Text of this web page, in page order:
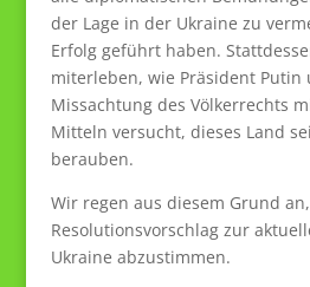
der Lage in der Ukraine zu
Erfolg geführt haben.
miterleben, wie Präsident Putin
Missachtung des Völkerrechts
Mitteln versucht, dieses Land
berauben.
Wir regen aus diesem Grund
Resolutionsvorschlag zur
Ukraine abzustimmen.